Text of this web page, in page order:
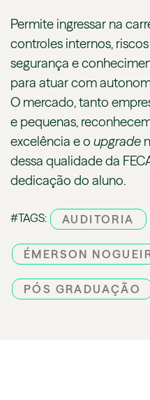
Permite ingressar na
controles internos,
segurança e
para atuar com
O mercado, tanto
e pequenas,
excelência e o upgrade
dessa qualidade da
dedicação do aluno.
#TAGS: AUDITORIA
ÉMERSON
PÓS GRADUAÇÃO